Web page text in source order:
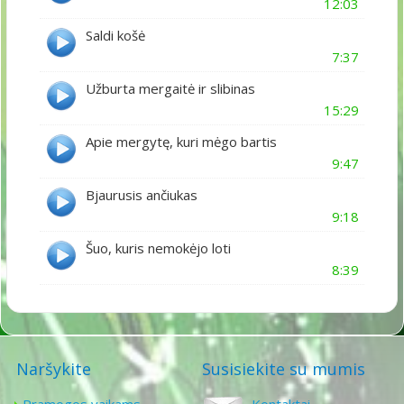
Saldi košė
7:37
Užburta mergaitė ir slibinas
15:29
Apie mergytę, kuri mėgo bartis
9:47
Bjaurusis ančiukas
9:18
Šuo, kuris nemokėjo loti
8:39
Naršykite Susisiekite su mumis